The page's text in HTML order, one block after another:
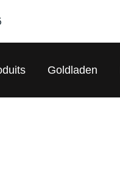
Goldladen